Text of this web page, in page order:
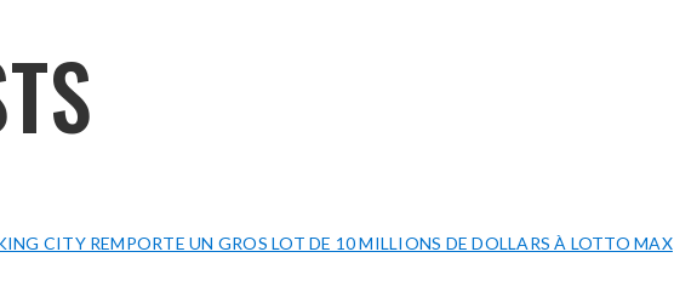
CITY REMPORTE UN GROS LOT DE 10 MILLIONS DE DOLLARS À LOTTO MAX